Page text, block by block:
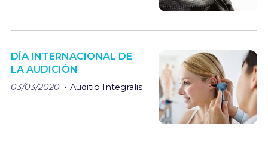
DÍA INTERNACIONAL DE
LA AUDICIÓN
03/03/2020 Auditio Integralis